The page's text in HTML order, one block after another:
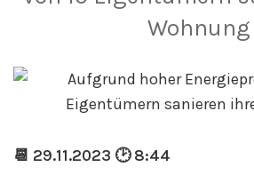
Wohnung
📆 29.11.2023 🕑 8:44